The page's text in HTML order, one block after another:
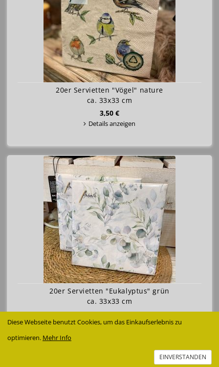
Diese Webseite benutzt Cookies, um das Einkaufserlebnis zu
optimieren. Mehr Info
EINVERSTANDEN
20er Servietten "Vögel" nature
ca. 33x33 cm
3,50 €
Details anzeigen
20er Servietten "Eukalyptus" grün
ca. 33x33 cm
3,50 €
Details anzeigen